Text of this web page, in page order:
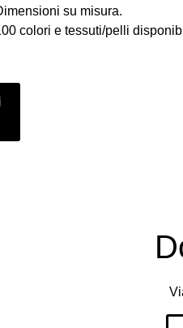
su misura.
colori e tessuti/pelli